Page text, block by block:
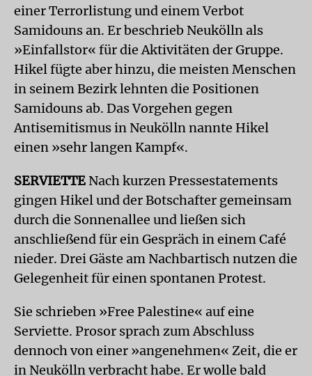
einer Terrorlistung und einem Verbot
Samidouns an. Er beschrieb Neukölln als
»Einfallstor« für die Aktivitäten der Gruppe.
Hikel fügte aber hinzu, die meisten Menschen
in seinem Bezirk lehnten die Positionen
Samidouns ab. Das Vorgehen gegen
Antisemitismus in Neukölln nannte Hikel
einen »sehr langen Kampf«.
SERVIETTE Nach kurzen Pressestatements
gingen Hikel und der Botschafter gemeinsam
durch die Sonnenallee und ließen sich
anschließend für ein Gespräch in einem Café
nieder. Drei Gäste am Nachbartisch nutzen die
Gelegenheit für einen spontanen Protest.
Sie schrieben »Free Palestine« auf eine
Serviette. Prosor sprach zum Abschluss
dennoch von einer »angenehmen« Zeit, die er
in Neukölln verbracht habe. Er wolle bald